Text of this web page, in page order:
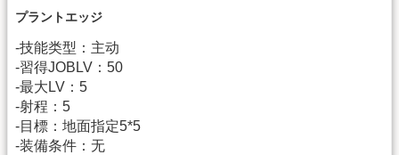
プラントエッジ
-技能类型：主动
-習得JOBLV：50
-最大LV：5
-射程：5
-目標：地面指定5*5
-装備条件：无